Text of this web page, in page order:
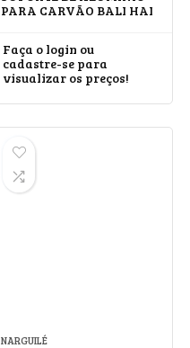
PARA CARVÃO BALI HAI
Faça o login ou
cadastre-se para
visualizar os preços!
NARGUILÉ